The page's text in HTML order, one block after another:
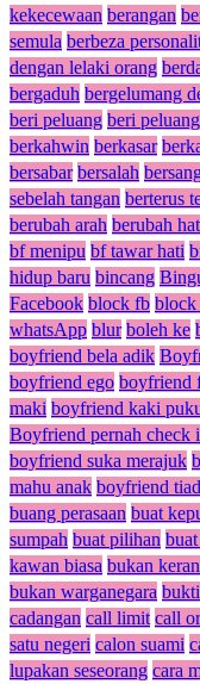
kekecewaan berangan
semula berbeza
dengan lelaki orang
bergaduh bergelumang
beri peluang beri
berkahwin berkasar
bersabar bersalah
sebelah tangan berterus
berubah arah berubah
bf menipu bf tawar hati
hidup baru bincang
Facebook block fb block
whatsApp blur boleh ke
boyfriend bela adik
boyfriend ego boyfriend
maki boyfriend kaki
Boyfriend pernah check
boyfriend suka merajuk
mahu anak boyfriend
buang perasaan buat
sumpah buat pilihan
kawan biasa bukan
bukan warganegara bukti
cadangan call limit call
satu negeri calon suami
lupakan seseorang cara